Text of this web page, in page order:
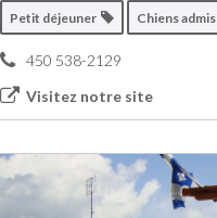
Petit déjeuner Chiens admis
450 538-2129
Visitez notre site